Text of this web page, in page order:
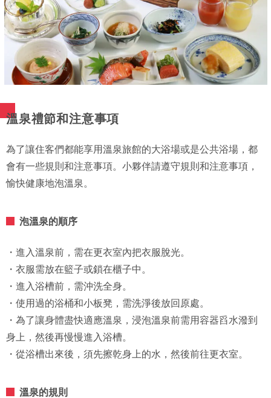
溫泉禮節和注意事項
為了讓住客們都能享用溫泉旅館的大浴場或是公共浴場，都
會有一些規則和注意事項。小夥伴請遵守規則和注意事項，
愉快健康地泡溫泉。
泡溫泉的順序
・進入溫泉前，需在更衣室內把衣服脫光。
・衣服需放在籃子或鎖在櫃子中。
・進入浴槽前，需沖洗全身。
・使用過的浴桶和小板凳，需洗淨後放回原處。
・為了讓身體盡快適應溫泉，浸泡溫泉前需用容器舀水潑到
身上，然後再慢慢進入浴槽。
・從浴槽出來後，須先擦乾身上的水，然後前往更衣室。
溫泉的規則